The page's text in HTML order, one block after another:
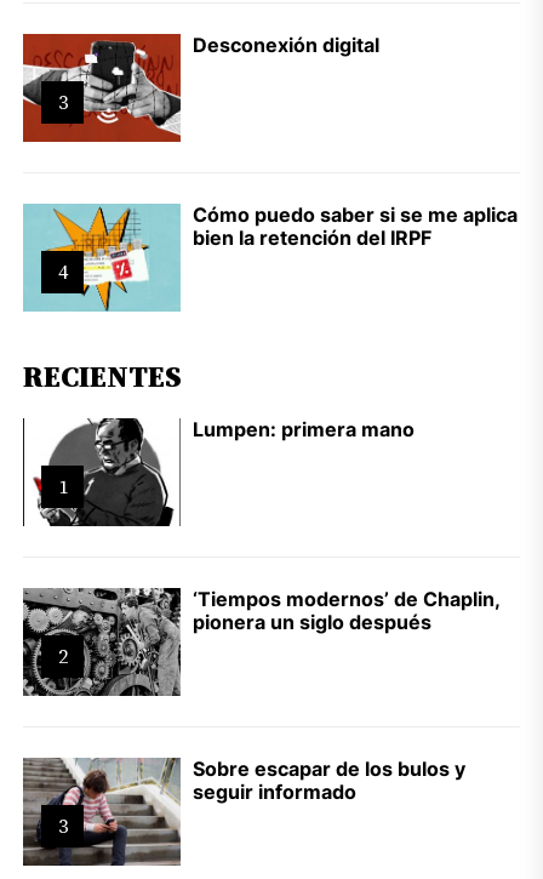
3
Desconexión digital
4
Cómo puedo saber si se me aplica
bien la retención del IRPF
RECIENTES
1
Lumpen: primera mano
2
‘Tiempos modernos’ de Chaplin,
pionera un siglo después
3
Sobre escapar de los bulos y
seguir informado